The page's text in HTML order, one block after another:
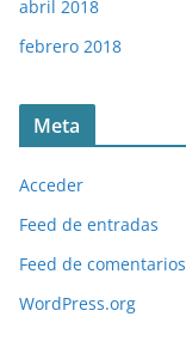
abril 2018
febrero 2018
Meta
Acceder
Feed de entradas
Feed de comentarios
WordPress.org